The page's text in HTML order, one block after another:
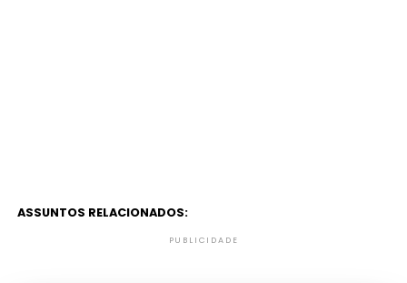
ASSUNTOS RELACIONADOS:
PUBLICIDADE